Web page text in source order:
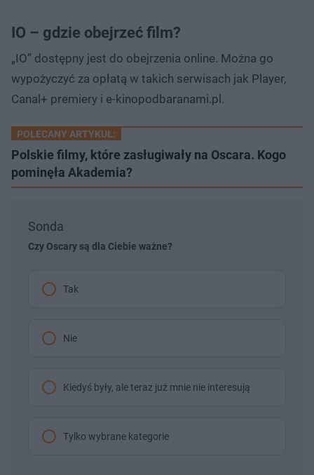
IO – gdzie obejrzeć film?
„IO” dostępny jest do obejrzenia online. Można go
wypożyczyć za opłatą w takich serwisach jak Player,
Canal+ premiery i e-kinopodbaranami.pl.
POLECANY ARTYKUŁ:
Polskie filmy, które zasługiwały na Oscara. Kogo
pominęła Akademia?
Sonda
Czy Oscary są dla Ciebie ważne?
Tak
Nie
Kiedyś były, ale teraz już mnie nie interesują
Tylko wybrane kategorie